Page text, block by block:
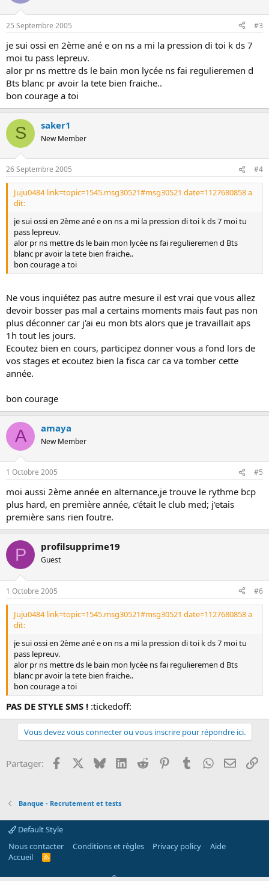
25 Septembre 2005 #3
je sui ossi en 2ème ané e on ns a mi la pression di toi k ds 7
moi tu pass lepreuv.
alor pr ns mettre ds le bain mon lycée ns fai regulieremen d
Bts blanc pr avoir la tete bien fraiche..
bon courage a toi
S saker1
New Member
26 Septembre 2005 #4
Juju0484 link=topic=1545.msg30521#msg30521 date=1127680858 a
dit:
je sui ossi en 2ème ané e on ns a mi la pression di toi k ds 7 moi tu
pass lepreuv.
alor pr ns mettre ds le bain mon lycée ns fai regulieremen d Bts
blanc pr avoir la tete bien fraiche..
bon courage a toi
Ne vous inquiétez pas autre mesure il est vrai que vous allez
devoir bosser pas mal a certains moments mais faut pas non
plus déconner car j'ai eu mon bts alors que je travaillait aps
1h tout les jours.
Ecoutez bien en cours, participez donner vous a fond lors de
vos stages et ecoutez bien la fisca car ca va tomber cette
année.
bon courage
A amaya
New Member
1 Octobre 2005 #5
moi aussi 2ème année en alternance,je trouve le rythme bcp
plus hard, en première année, c'était le club med; j'etais
première sans rien foutre.
P profilsupprime19
Guest
1 Octobre 2005 #6
Juju0484 link=topic=1545.msg30521#msg30521 date=1127680858 a
dit:
je sui ossi en 2ème ané e on ns a mi la pression di toi k ds 7 moi tu
pass lepreuv.
alor pr ns mettre ds le bain mon lycée ns fai regulieremen d Bts
blanc pr avoir la tete bien fraiche..
bon courage a toi
PAS DE STYLE SMS ! :tickedoff:
Vous devez vous connecter ou vous inscrire pour répondre ici.
Partager: Facebook BlueskyLinkedInReddit PinterestTumblrWhatsApp
Email
Banque - Recrutement et tests
Default Style
Nous contacter
Conditions et règles Privacy policy
Aide
Accueil
R
Community platform by XenForo® © 2010-2026 XenForo Ltd.